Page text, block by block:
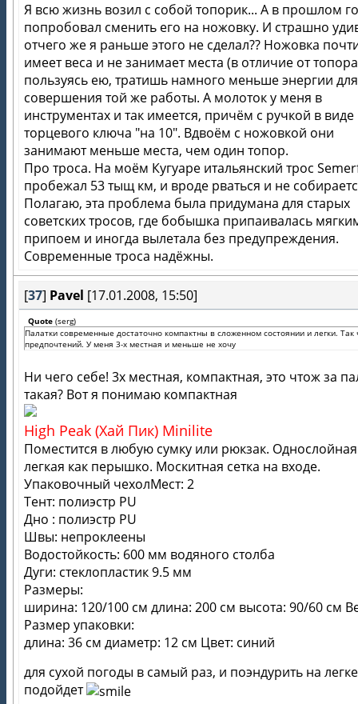
Я всю жизнь возил с собой топорик... А в прошлом
попробовал сменить его на ножовку. И страшно
отчего же я раньше этого не сделал?? Ножовка
имеет веса и не занимает места (в отличие от
пользуясь ею, тратишь намного меньше энергии для
совершения той же работы. А молоток у меня в
инструментах и так имеется, причём с ручкой в виде
торцевого ключа "на 10". Вдвоём с ножовкой они
занимают меньше места, чем один топор.
Про троса. На моём Кугуаре итальянский трос
пробежал 53 тыщ км, и вроде рваться и не
Полагаю, эта проблема была придумана для старых
советских тросов, где бобышка припаивалась
припоем и иногда вылетала без предупреждения.
Современные троса надёжны.
[37] Pavel [17.01.2008, 15:50]
Quote (serg)
Палатки современные достаточно компактны в сложенном состоянии и легки. Так
предпочтений. У меня 3-х местная и меньше не хочу
Ни чего себе! 3х местная, компактная, это чтож за
такая? Вот я понимаю компактная
High Peak (Хай Пик) Minilite
Поместится в любую сумку или рюкзак.
легкая как перышко. Москитная сетка на входе.
Упаковочный чехолМест: 2
Тент: полиэстр PU
Дно : полиэстр PU
Швы: непроклеены
Водостойкость: 600 мм водяного столба
Дуги: стеклопластик 9.5 мм
Размеры:
ширина: 120/100 см длина: 200 см высота: 90/60 см
Размер упаковки:
длина: 36 см диаметр: 12 см Цвет: синий
для сухой погоды в самый раз, и поэндурить на
подойдет